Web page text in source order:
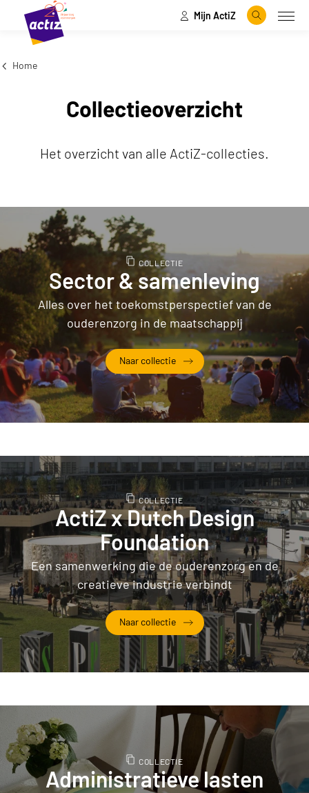
Naar hoofdinhoud
Naar menu Mijn ActiZ
Zoeken
Home
Collectieoverzicht
Het overzicht van alle ActiZ-collecties.
Het nieuwste aanbod
COLLECTIE
Sector & samenleving
Alles over het toekomstperspectief van de
ouderenzorg in de maatschappij
Naar collectieSector & samenleving
COLLECTIE
ActiZ x Dutch Design
Foundation
Een samenwerking die de ouderenzorg en de
creatieve industrie verbindt
Naar collectieActiZ x Dutch Design
COLLECTIE
Administratieve lasten